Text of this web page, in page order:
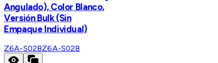
Angulado), Color Blanco,
Versión Bulk (Sin
Empaque Individual)
Z6A-S02BZ6A-S02B